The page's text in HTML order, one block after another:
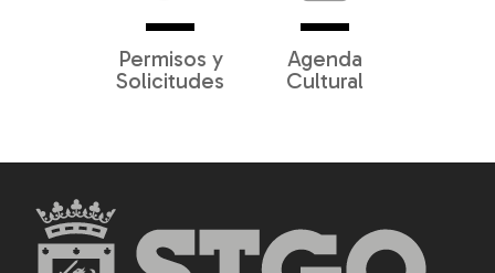
Permisos y
Solicitudes
Agenda
Cultural